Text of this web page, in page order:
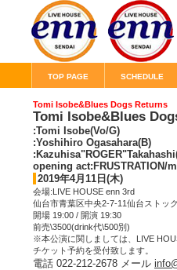
Tomi Isobe&Blues Dogs Returns
Tomi Isobe&Blues
:Tomi Isobe(Vo/G)
:Yoshihiro Ogasahara(B)
opening act:FRUSTRATION/
2019年4月11日(木)
会場:LIVE HOUSE enn 3rd
仙台市青葉区中央2-7-11仙台ストッ
開場 19:00 / 開演 19:30
前売\3500(drink代\500別)
※本公演に関しましては、LIVE
チケット予約を受付致します。
電話 022-212-2678 メール
TOP PAGE SCHEDULE